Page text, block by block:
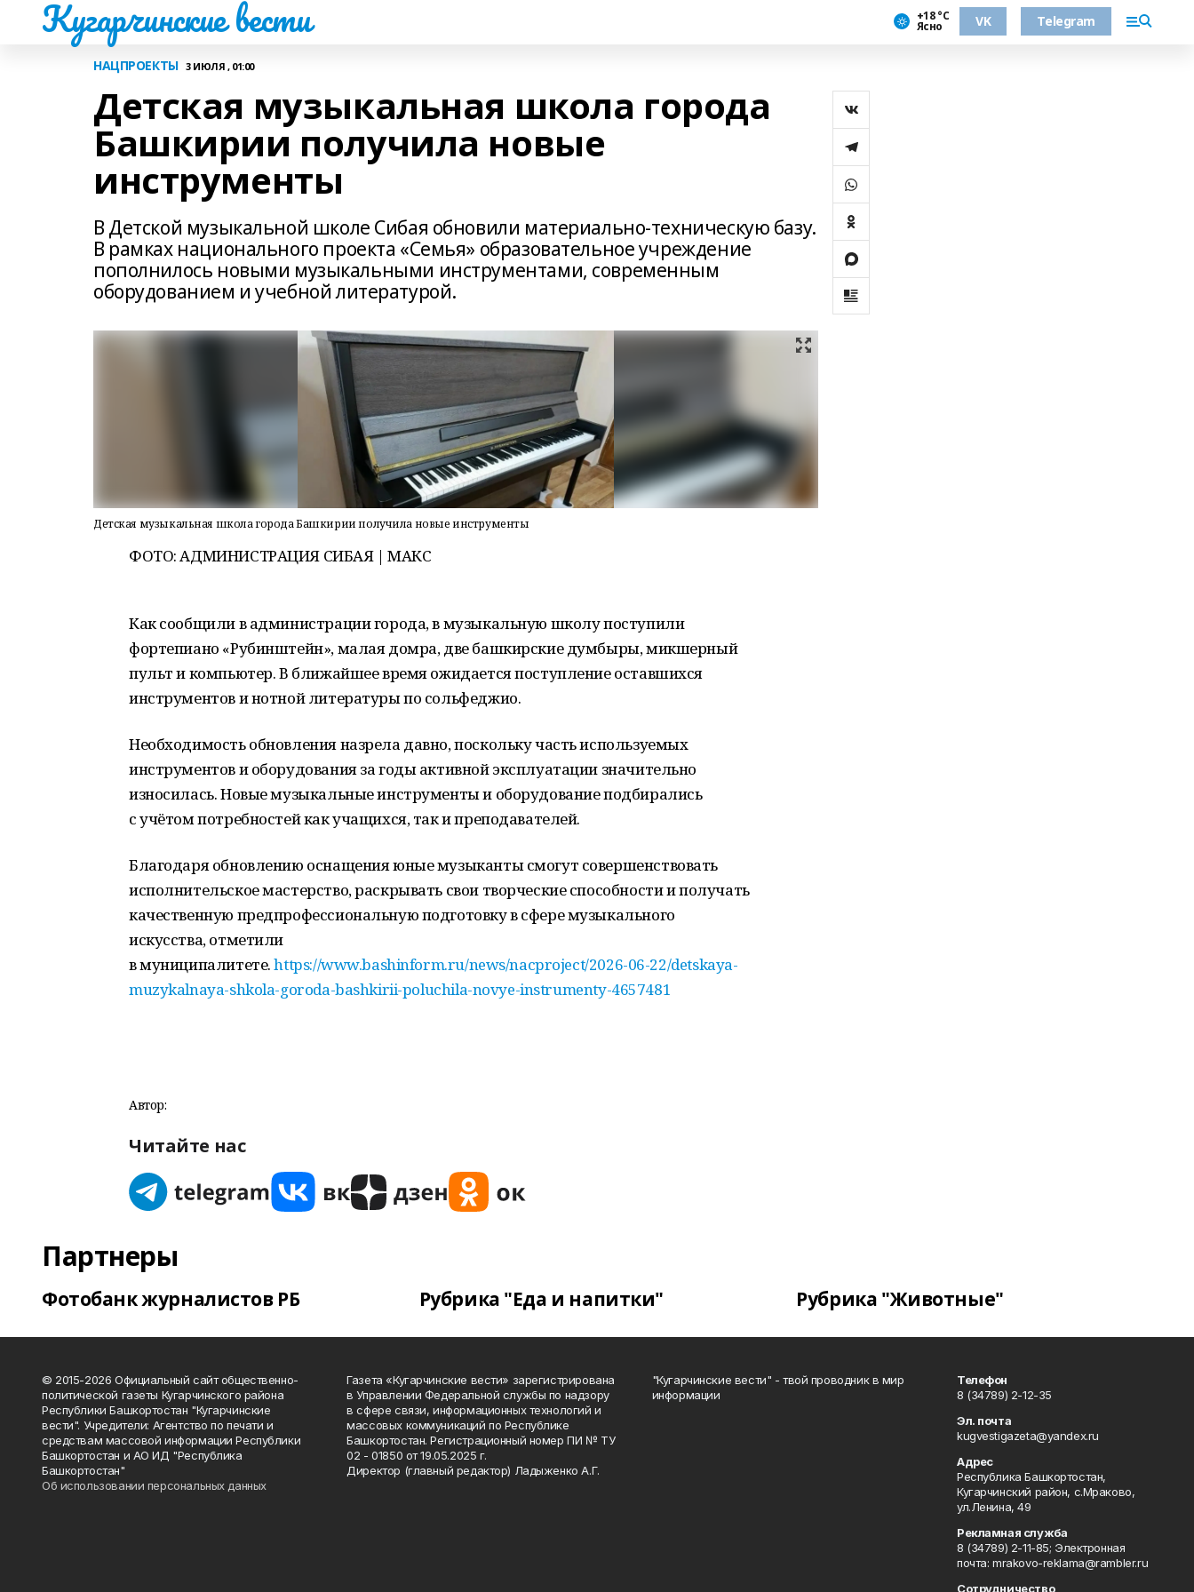
Кугарчинские вести +18 °С
Ясно VK Telegram
НАЦПРОЕКТЫ 3 ИЮЛЯ , 01:00
Детская музыкальная школа города
Башкирии получила новые
инструменты
В Детской музыкальной школе Сибая обновили материально-техническую базу.
В рамках национального проекта «Семья» образовательное учреждение
пополнилось новыми музыкальными инструментами, современным
оборудованием и учебной литературой.
Детская музыкальная школа города Башкирии получила новые инструменты
ФОТО: АДМИНИСТРАЦИЯ СИБАЯ | МАКС
Как сообщили в администрации города, в музыкальную школу поступили
фортепиано «Рубинштейн», малая домра, две башкирские думбыры, микшерный
пульт и компьютер. В ближайшее время ожидается поступление оставшихся
инструментов и нотной литературы по сольфеджио.
Необходимость обновления назрела давно, поскольку часть используемых
инструментов и оборудования за годы активной эксплуатации значительно
износилась. Новые музыкальные инструменты и оборудование подбирались
с учётом потребностей как учащихся, так и преподавателей.
Благодаря обновлению оснащения юные музыканты смогут совершенствовать
исполнительское мастерство, раскрывать свои творческие способности и получать
качественную предпрофессиональную подготовку в сфере музыкального
искусства, отметили
в муниципалитете.https://www.bashinform.ru/news/nacproject/2026-06-22/detskaya-
muzykalnaya-shkola-goroda-bashkirii-poluchila-novye-instrumenty-4657481
Автор:
Читайте нас
Партнеры
Фотобанк журналистов РБ Рубрика "Еда и напитки" Рубрика "Животные"
© 2015-2026 Официальный сайт общественно-
политической газеты Кугарчинского района
Республики Башкортостан "Кугарчинские
вести". Учредители: Агентство по печати и
средствам массовой информации Республики
Башкортостан и АО ИД "Республика
Башкортостан"
Об использовании персональных данных
Газета «Кугарчинские вести» зарегистрирована
в Управлении Федеральной службы по надзору
в сфере связи, информационных технологий и
массовых коммуникаций по Республике
Башкортостан. Регистрационный номер ПИ № ТУ
02 - 01850 от 19.05.2025 г.
Директор (главный редактор) Ладыженко А.Г.
"Кугарчинские вести" - твой проводник в мир
информации
Телефон
8 (34789) 2-12-35
Эл. почта
kugvestigazeta@yandex.ru
Адрес
Республика Башкортостан,
Кугарчинский район, с.Мраково,
ул.Ленина, 49
Рекламная служба
8 (34789) 2-11-85; Электронная
почта: mrakovo-reklama@rambler.ru
Сотрудничество